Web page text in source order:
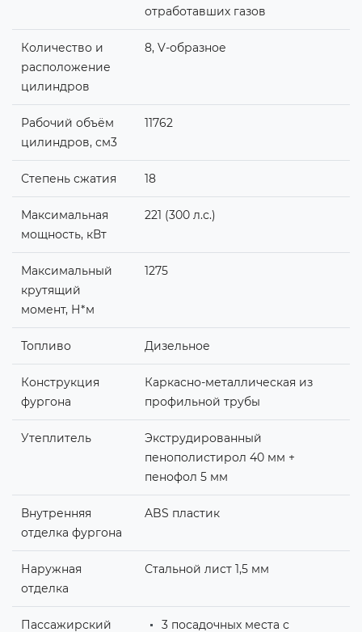
отработавших газов
Количество и
расположение
цилиндров
8, V-образное
Рабочий объём
цилиндров, см3
11762
Степень сжатия 18
Максимальная
мощность, кВт
221 (300 л.с.)
Максимальный
крутящий
момент, Н*м
1275
Топливо Дизельное
Конструкция
фургона
Каркасно-металлическая из
профильной трубы
Утеплитель
Экструдированный
пенополистирол 40 мм +
пенофол 5 мм
Внутренняя
отделка фургона
ABS пластик
Наружная
отделка
Стальной лист 1,5 мм
Пассажирский 3 посадочных места с